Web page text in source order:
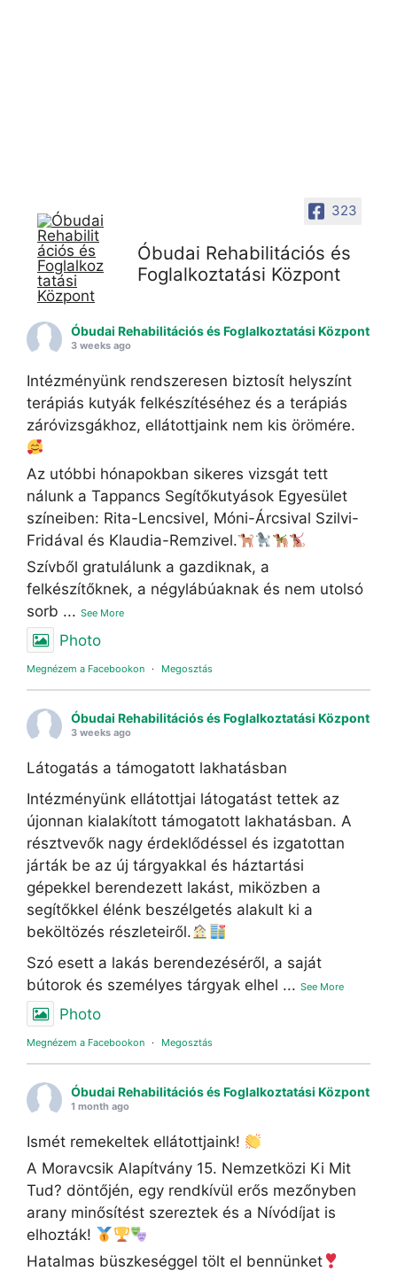
323
Óbudai Rehabilitációs és
Foglalkoztatási Központ
Óbudai Rehabilitációs és Foglalkoztatási Központ
3 weeks ago
Intézményünk rendszeresen biztosít helyszínt
terápiás kutyák felkészítéséhez és a terápiás
záróvizsgákhoz, ellátottjaink nem kis örömére.
Az utóbbi hónapokban sikeres vizsgát tett
nálunk a Tappancs Segítőkutyások Egyesület
színeiben: Rita-Lencsivel, Móni-Árcsival Szilvi-
Fridával és Klaudia-Remzivel.
Szívből gratulálunk a gazdiknak, a
felkészítőknek, a négylábúaknak és nem utolsó
sorb ... See More
Photo
Megnézem a Facebookon · Megosztás
Óbudai Rehabilitációs és Foglalkoztatási Központ
3 weeks ago
Látogatás a támogatott lakhatásban
Intézményünk ellátottjai látogatást tettek az
újonnan kialakított támogatott lakhatásban. A
résztvevők nagy érdeklődéssel és izgatottan
járták be az új tárgyakkal és háztartási
gépekkel berendezett lakást, miközben a
segítőkkel élénk beszélgetés alakult ki a
beköltözés részleteiről.
Szó esett a lakás berendezéséről, a saját
bútorok és személyes tárgyak elhel ... See More
Photo
Megnézem a Facebookon · Megosztás
Óbudai Rehabilitációs és Foglalkoztatási Központ
1 month ago
Ismét remekeltek ellátottjaink!
A Moravcsik Alapítvány 15. Nemzetközi Ki Mit
Tud? döntőjén, egy rendkívül erős mezőnyben
arany minősítést szereztek és a Nívódíjat is
elhozták!
Hatalmas büszkeséggel tölt el bennünket